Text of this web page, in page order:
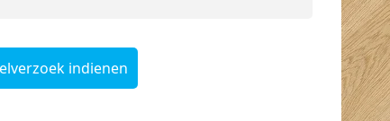
indienen